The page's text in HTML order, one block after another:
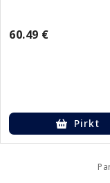
60.49 €
Pirkt